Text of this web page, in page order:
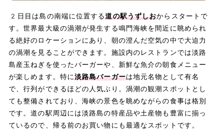
2日目は島の南端に位置する道の駅うずしおからスタートで
す。世界最大級の渦潮が発生する鳴門海峡を間近に眺められ
る絶好のロケーションにあり、朝の澄んだ空気の中で大迫力
の渦潮を見ることができます。施設内のレストランでは淡路
島産玉ねぎを使ったバーガーや、新鮮な魚介の朝食メニュー
が楽しめます。特に淡路島バーガーは地元名物として有名
で、行列ができるほどの人気ぶり。渦潮の観潮スポットとし
ても整備されており、海峡の景色を眺めながらの食事は格別
です。道の駅周辺には淡路島の特産品や土産物も豊富に揃っ
ているので、帰る前のお買い物にも最適なスポットです。